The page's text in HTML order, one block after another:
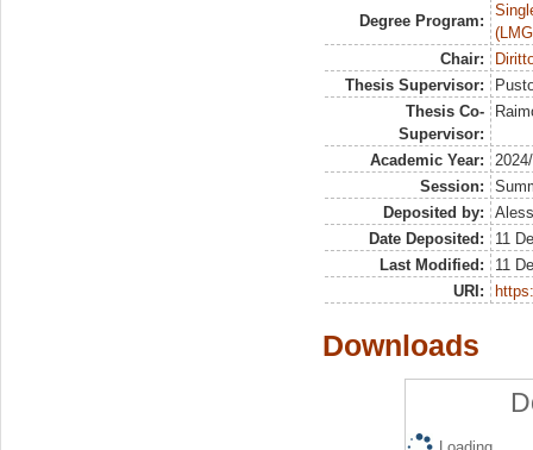
Degree Program:
Chair:
Thesis Supervisor:
Thesis Co-
Supervisor:
Academic Year:
Session:
Deposited by:
Date Deposited:
11
Last Modified:
11
URI:
Downloads